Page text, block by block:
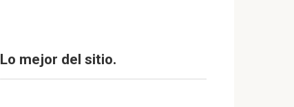
Lo mejor del sitio.